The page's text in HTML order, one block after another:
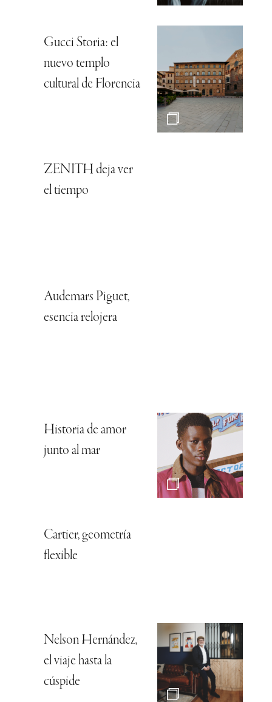
Gucci Storia: el
nuevo templo
cultural de Florencia
ZENITH deja ver
el tiempo
Audemars Piguet,
esencia relojera
Historia de amor
junto al mar
Cartier, geometría
flexible
Nelson Hernández,
el viaje hasta la
cúspide